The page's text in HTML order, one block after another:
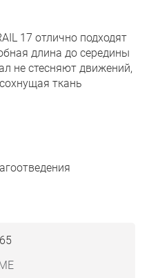
17 отлично подходят
длина до середины
не стесняют движений,
ткань